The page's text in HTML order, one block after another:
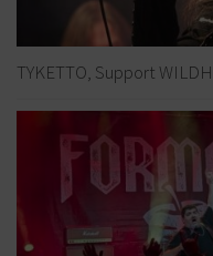
TYKETTO, Support